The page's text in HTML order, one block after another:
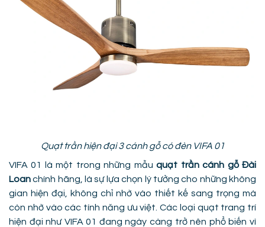
Quạt trần hiện đại 3 cánh gỗ có đèn VIFA 01
VIFA 01 là một trong những mẫuquạt trần cánh gỗ Đài
Loanchính hãng, là sự lựa chọn lý tưởng cho những không
gian hiện đại, không chỉ nhờ vào thiết kế sang trọng mà
còn nhờ vào các tính năng ưu việt. Các loại quạt trang trí
hiện đại như VIFA 01 đang ngày càng trở nên phổ biến vì